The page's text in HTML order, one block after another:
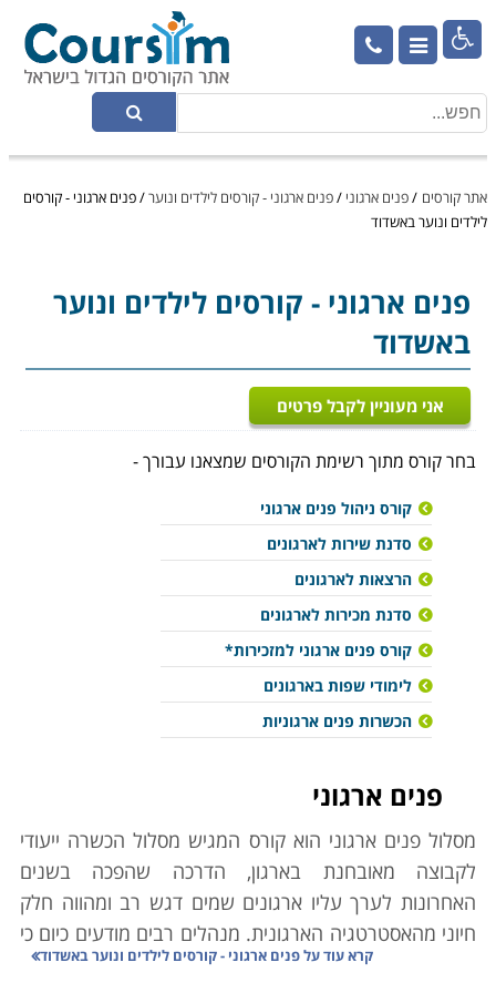

אתר קורסים /פנים ארגוני /פנים ארגוני - קורסים לילדים ונוער/פנים ארגוני - קורסים
לילדים ונוער באשדוד
פנים ארגוני - קורסים לילדים ונוער
באשדוד
אני מעוניין לקבל פרטים
בחר קורס מתוך רשימת הקורסים שמצאנו עבורך -
קורס ניהול פנים ארגוני
סדנת שירות לארגונים
הרצאות לארגונים
סדנת מכירות לארגונים
קורס פנים ארגוני למזכירות*
לימודי שפות בארגונים
הכשרות פנים ארגוניות
פנים ארגוני
מסלול פנים ארגוני הוא קורס המגיש מסלול הכשרה ייעודי
לקבוצה מאובחנת בארגון, הדרכה שהפכה בשנים
האחרונות לערך עליו ארגונים שמים דגש רב ומהווה חלק
חיוני מהאסטרטגיה הארגונית. מנהלים רבים מודעים כיום כי
יש צורך לשלב הכשרה ופיתוח פנים ארגוני הן כחלק
קרא עוד עלפנים ארגוני - קורסים לילדים ונוער באשדוד